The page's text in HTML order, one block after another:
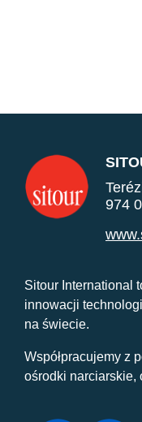
974
Sitour International
innowacji
na świecie.
Współpracujemy z
ośrodki narciarskie,